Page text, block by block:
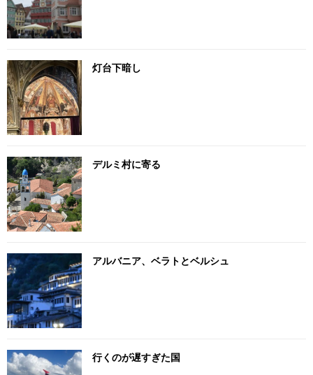
灯台下暗し
デルミ村に寄る
アルバニア、ベラトとベルシュ
行くのが遅すぎた国